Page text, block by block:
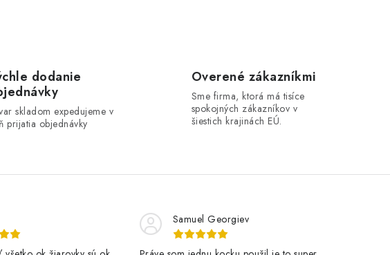
dodanie
skladom expedujeme v
prijatia objednávky
Overené zákazníkmi
Sme firma, ktorá má tisíce
spokojných zákazníkov v
šiestich krajinách EÚ.
Samuel Georgiev